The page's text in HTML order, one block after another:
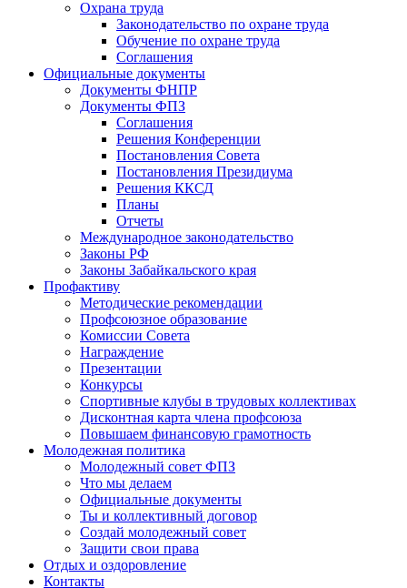
Охрана труда
Законодательство по охране труда
Обучение по охране труда
Соглашения
Официальные документы
Документы ФНПР
Документы ФПЗ
Соглашения
Решения Конференции
Постановления Совета
Постановления Президиума
Решения ККСД
Планы
Отчеты
Международное законодательство
Законы РФ
Законы Забайкальского края
Профактиву
Методические рекомендации
Профсоюзное образование
Комиссии Совета
Награждение
Презентации
Конкурсы
Спортивные клубы в трудовых коллективах
Дисконтная карта члена профсоюза
Повышаем финансовую грамотность
Молодежная политика
Молодежный совет ФПЗ
Что мы делаем
Официальные документы
Ты и коллективный договор
Создай молодежный совет
Защити свои права
Отдых и оздоровление
Контакты